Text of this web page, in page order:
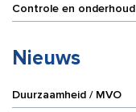
Controle en onderhoud
Nieuws
Duurzaamheid / MVO